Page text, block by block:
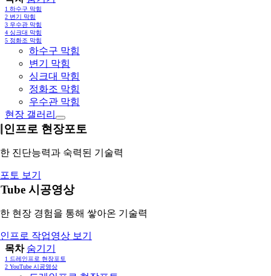
1 하수구 막힘
2 변기 막힘
3 우수관 막힘
4 싱크대 막힘
5 정화조 막힘
하수구 막힘
변기 막힘
싱크대 막힘
정화조 막힘
우수관 막힘
현장 갤러리
인프로 현장포토
진단능력과 숙력된 기술력
토 보기
시공영상
현장 경험을 통해 쌓아온 기술력
프로 작업영상 보기
목차 숨기기
1 드레인프로 현장포토
2 YouTube 시공영상